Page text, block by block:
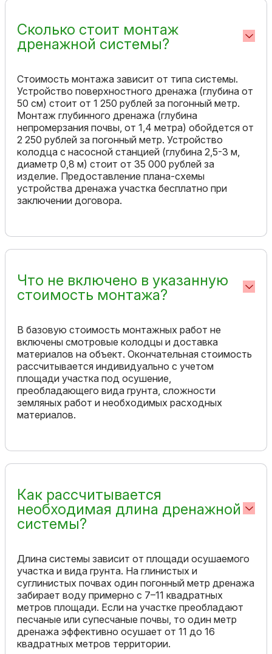
Сколько стоит монтаж
дренажной системы?
Стоимость монтажа зависит от типа системы.
Устройство поверхностного дренажа (глубина от
50 см) стоит от 1 250 рублей за погонный метр.
Монтаж глубинного дренажа (глубина
непромерзания почвы, от 1,4 метра) обойдется от
2 250 рублей за погонный метр. Устройство
колодца с насосной станцией (глубина 2,5-3 м,
диаметр 0,8 м) стоит от 35 000 рублей за
изделие. Предоставление плана-схемы
устройства дренажа участка бесплатно при
заключении договора.
Что не включено в указанную
стоимость монтажа?
В базовую стоимость монтажных работ не
включены смотровые колодцы и доставка
материалов на объект. Окончательная стоимость
рассчитывается индивидуально с учетом
площади участка под осушение,
преобладающего вида грунта, сложности
земляных работ и необходимых расходных
материалов.
Как рассчитывается
необходимая длина дренажной
системы?
Длина системы зависит от площади осушаемого
участка и вида грунта. На глинистых и
суглинистых почвах один погонный метр дренажа
забирает воду примерно с 7–11 квадратных
метров площади. Если на участке преобладают
песчаные или супесчаные почвы, то один метр
дренажа эффективно осушает от 11 до 16
квадратных метров территории.